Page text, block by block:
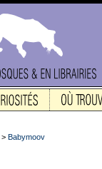
> Babymoov